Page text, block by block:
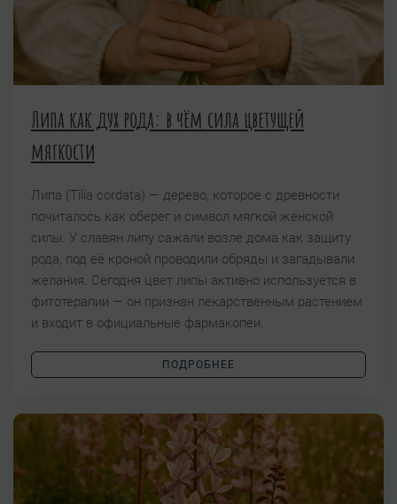
Липа как дух рода: в чём сила цветущей
мягкости
Липа (Tilia cordata) — дерево, которое с древности
почиталось как оберег и символ мягкой женской
силы. У славян липу сажали возле дома как защиту
рода, под её кроной проводили обряды и загадывали
желания. Сегодня цвет липы активно используется в
фитотерапии — он признан лекарственным растением
и входит в официальные фармакопеи.
ПОДРОБНЕЕ